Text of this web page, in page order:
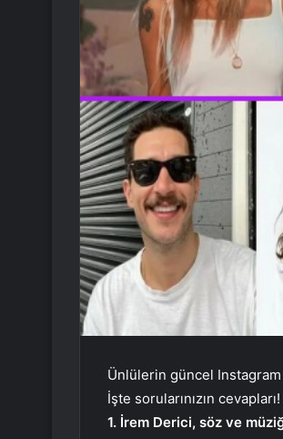
Ünlülerin güncel Instagram
İşte sorularınızın cevapları!
1. İrem Derici, söz ve